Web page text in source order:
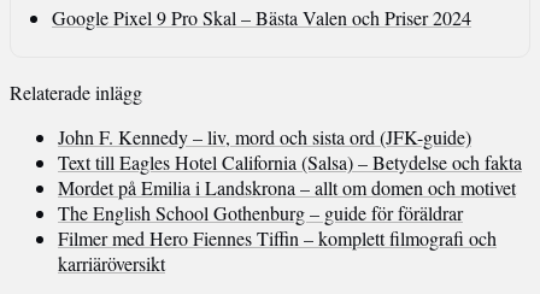
Google Pixel 9 Pro Skal – Bästa Valen och Priser 2024
Relaterade inlägg
John F. Kennedy – liv, mord och sista ord (JFK-guide)
Text till Eagles Hotel California (Salsa) – Betydelse och fakta
Mordet på Emilia i Landskrona – allt om domen och motivet
The English School Gothenburg – guide för föräldrar
Filmer med Hero Fiennes Tiffin – komplett filmografi och
karriäröversikt